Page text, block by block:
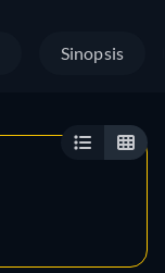
Sinopsis